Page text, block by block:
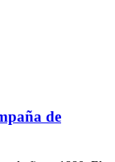
de